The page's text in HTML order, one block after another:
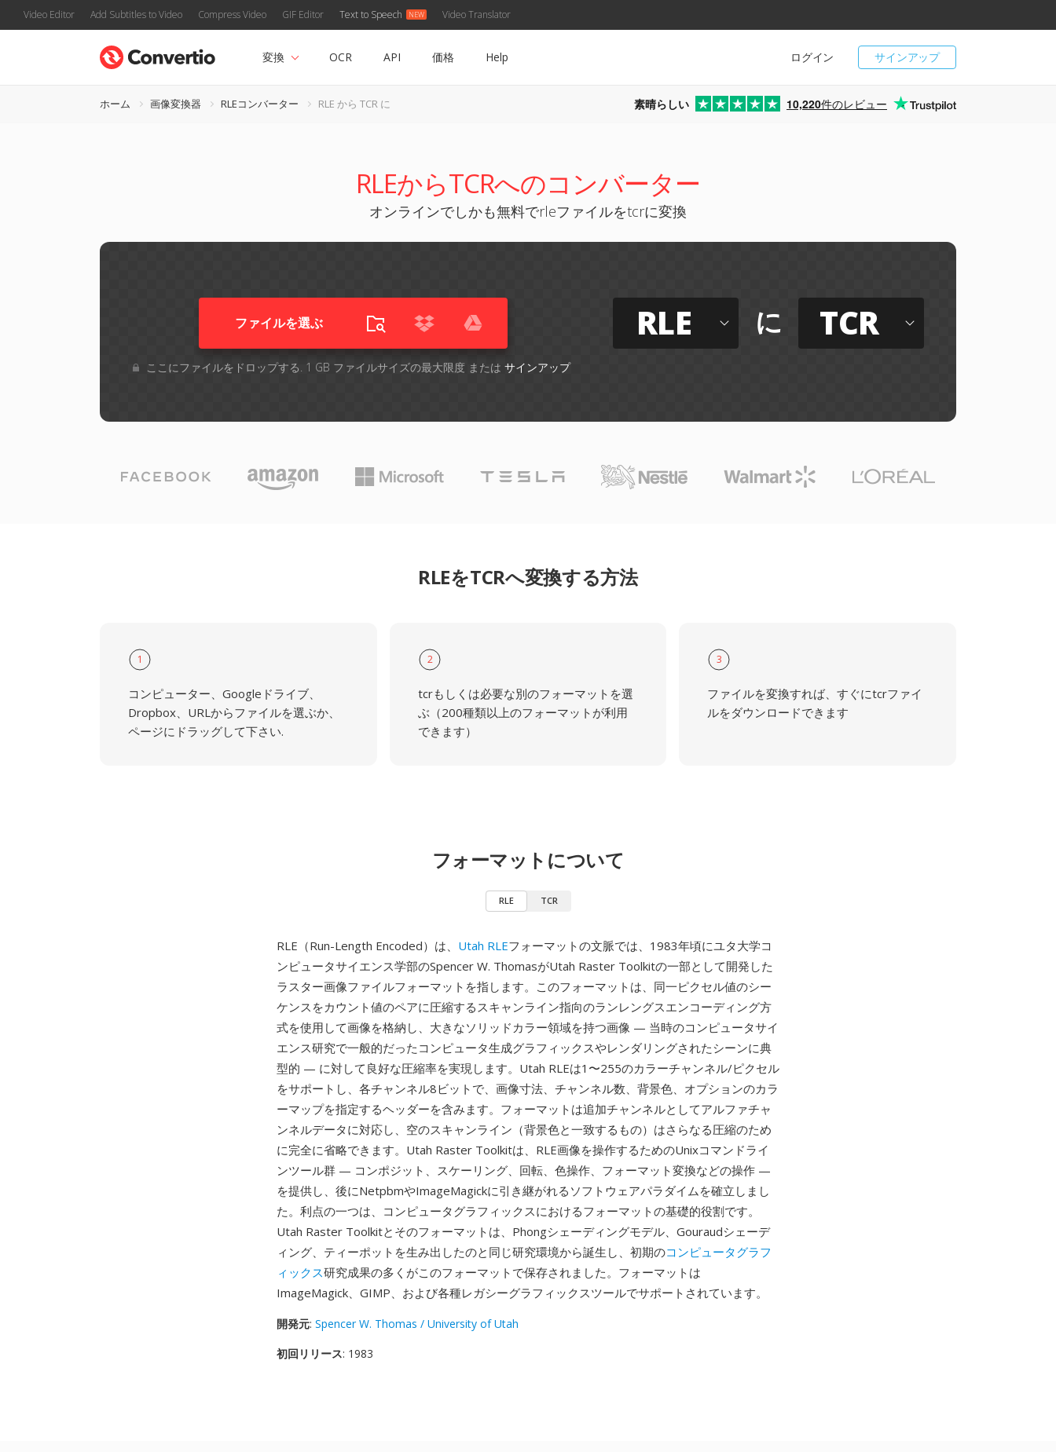
Video Editor Add Subtitles to Video Compress Video GIF Editor Text to Speech Video Translator
サインアップ
ログイン
変換 OCR API 価格 Help
ホーム 画像変換器 RLEコンバーター RLE から TCR に 素晴らしい 10,220件のレビュー
RLEからTCRへのコンバーター
オンラインでしかも無料でrleファイルをtcrに変換
ファイルを選ぶ
ここにファイルをドロップする. 1 GB ファイルサイズの最大限度 または サインアップ
RLE に TCR
RLEをTCRへ変換する方法
1
コンピューター、Googleドライブ、
Dropbox、URLからファイルを選ぶか、
ページにドラッグして下さい.
2
tcrもしくは必要な別のフォーマットを選
ぶ（200種類以上のフォーマットが利用
できます）
3
ファイルを変換すれば、すぐにtcrファイ
ルをダウンロードできます
フォーマットについて
RLE TCR
RLE（Run-Length Encoded）は、 Utah RLEフォーマットの文脈では、1983年頃にユタ大学コ
ンピュータサイエンス学部のSpencer W. ThomasがUtah Raster Toolkitの一部として開発した
ラスター画像ファイルフォーマットを指します。このフォーマットは、同一ピクセル値のシー
ケンスをカウント値のペアに圧縮するスキャンライン指向のランレングスエンコーディング方
式を使用して画像を格納し、大きなソリッドカラー領域を持つ画像 — 当時のコンピュータサイ
エンス研究で一般的だったコンピュータ生成グラフィックスやレンダリングされたシーンに典
型的 — に対して良好な圧縮率を実現します。Utah RLEは1〜255のカラーチャンネル/ピクセル
をサポートし、各チャンネル8ビットで、画像寸法、チャンネル数、背景色、オプションのカラ
ーマップを指定するヘッダーを含みます。フォーマットは追加チャンネルとしてアルファチャ
ンネルデータに対応し、空のスキャンライン（背景色と一致するもの）はさらなる圧縮のため
に完全に省略できます。Utah Raster Toolkitは、RLE画像を操作するためのUnixコマンドライ
ンツール群 — コンポジット、スケーリング、回転、色操作、フォーマット変換などの操作 —
を提供し、後にNetpbmやImageMagickに引き継がれるソフトウェアパラダイムを確立しまし
た。利点の一つは、コンピュータグラフィックスにおけるフォーマットの基礎的役割です。
Utah Raster Toolkitとそのフォーマットは、Phongシェーディングモデル、Gouraudシェーデ
ィング、ティーポットを生み出したのと同じ研究環境から誕生し、初期のコンピュータグラフ
ィックス研究成果の多くがこのフォーマットで保存されました。フォーマットは
ImageMagick、GIMP、および各種レガシーグラフィックスツールでサポートされています。
開発元: Spencer W. Thomas / University of Utah
初回リリース: 1983